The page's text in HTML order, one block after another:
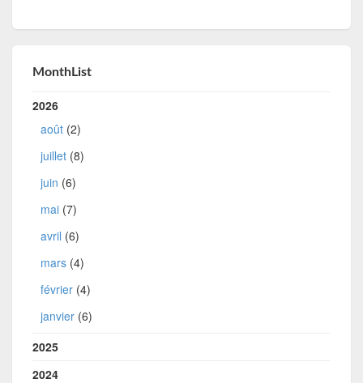
MonthList
2026
août (2)
juillet (8)
juin (6)
mai (7)
avril (6)
mars (4)
février (4)
janvier (6)
2025
2024